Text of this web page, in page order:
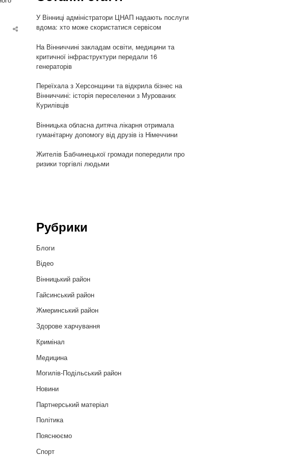
Share
У Вінниці адміністратори ЦНАП надають послуги
вдома: хто може скористатися сервісом
На Вінниччині закладам освіти, медицини та
критичної інфраструктури передали 16
генераторів
Переїхала з Херсонщини та відкрила бізнес на
Вінниччині: історія переселенки з Мурованих
Курилівців
Вінницька обласна дитяча лікарня отримала
гуманітарну допомогу від друзів із Німеччини
Жителів Бабчинецької громади попередили про
ризики торгівлі людьми
Рубрики
Блоги
Відео
Вінницький район
Гайсинський район
Жмеринський район
Здорове харчування
Кримінал
Медицина
Могилів-Подільський район
Новини
Партнерський матеріал
Політика
Пояснюємо
Спорт